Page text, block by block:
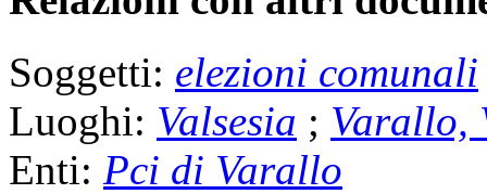
Soggetti: elezioni comunali
Luoghi: Valsesia ; Varallo,
Enti: Pci di Varallo